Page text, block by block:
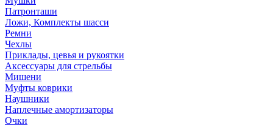
Патронташи
Ложи, Комплекты шасси
Ремни
Чехлы
Приклады, цевья и рукоятки
Аксессуары для стрельбы
Мишени
Муфты коврики
Наушники
Наплечные амортизаторы
Очки